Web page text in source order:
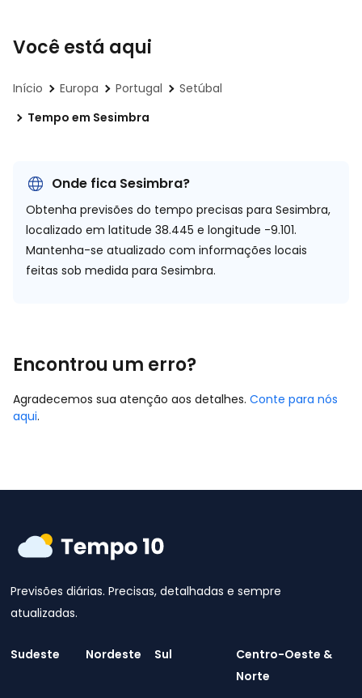
Você está aqui
Início Europa Portugal
Setúbal
Tempo em Sesimbra
Onde fica Sesimbra?
Obtenha previsões do tempo precisas para Sesimbra,
localizado em latitude 38.445 e longitude -9.101.
Mantenha-se atualizado com informações locais
feitas sob medida para Sesimbra.
Encontrou um erro?
Agradecemos sua atenção aos detalhes. Conte para nós
aqui.
Previsões diárias. Precisas, detalhadas e sempre
atualizadas.
Sudeste Nordeste Sul
Centro-Oeste &
Norte